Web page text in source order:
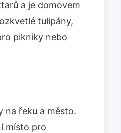
a je domovem
tulipány,
pikniky nebo
na řeku a město.
místo pro